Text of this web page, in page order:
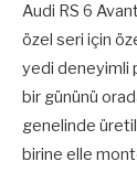
Audi RS 6
özel seri için
yedi deneyimli
bir gününü
genelinde
birine elle